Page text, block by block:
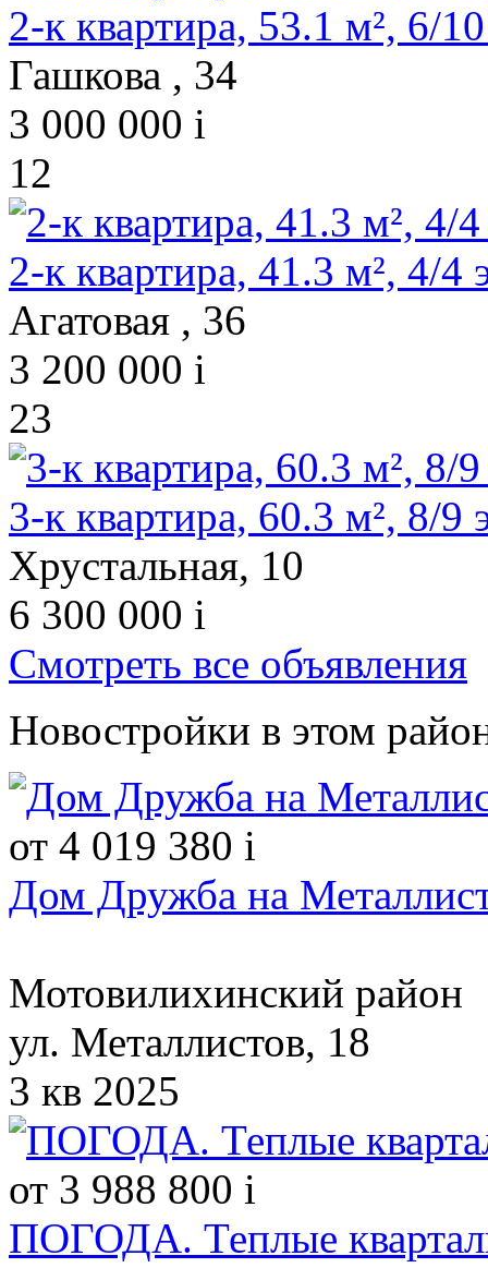
2-к квартира, 53.1 м², 6/10
Гашкова , 34
3 000 000 i
12
2-к квартира, 41.3 м², 4/4
Агатовая , 36
3 200 000 i
23
3-к квартира, 60.3 м², 8/9
Хрустальная, 10
6 300 000 i
Смотреть все объявления
Новостройки в этом
от 4 019 380 i
Дом Дружба на
Мотовилихинский район
ул. Металлистов, 18
3 кв 2025
от 3 988 800 i
ПОГОДА. Теплые